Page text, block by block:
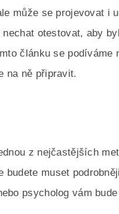
může se projevovat i
otestovat, aby
článku se
na ně připravit.
z nejčastějších
budete muset
psycholog vám